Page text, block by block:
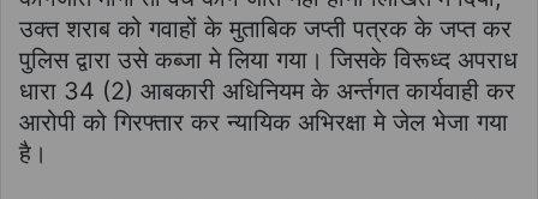
उक्त शराब को गवाहों के मुताबिक जप्ती पत्रक के जप्त कर
पुलिस द्वारा उसे कब्जा मे लिया गया। जिसके विरूध्द अपराध
धारा 34 (2) आबकारी अधिनियम के अर्न्तगत कार्यवाही कर
आरोपी को गिरफ्तार कर न्यायिक अभिरक्षा मे जेल भेजा गया
है।